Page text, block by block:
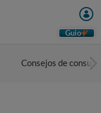
Guio
Consejos de